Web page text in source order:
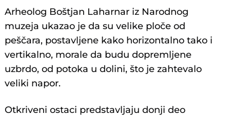
Arheolog Boštjan Laharnar iz Narodnog
muzeja ukazao je da su velike ploče od
peščara, postavljene kako horizontalno tako i
vertikalno, morale da budu dopremljene
uzbrdo, od potoka u dolini, što je zahtevalo
veliki napor.
Otkriveni ostaci predstavljaju donji deo